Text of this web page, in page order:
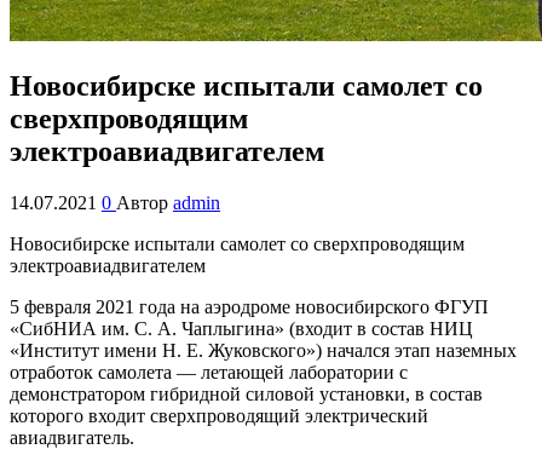
Новосибирске испытали самолет со
сверхпроводящим
электроавиадвигателем
14.07.2021 0 Автор admin
Новосибирске испытали самолет со сверхпроводящим
электроавиадвигателем
5 февраля 2021 года на аэродроме новосибирского ФГУП
«СибНИА им. С. А. Чаплыгина» (входит в состав НИЦ
«Институт имени Н. Е. Жуковского») начался этап наземных
отработок самолета — летающей лаборатории с
демонстратором гибридной силовой установки, в состав
которого входит сверхпроводящий электрический
авиадвигатель.